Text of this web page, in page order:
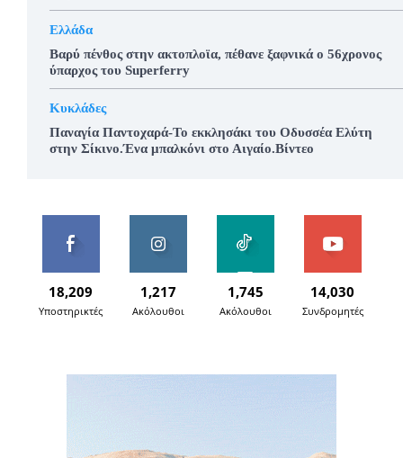
Ελλάδα
Βαρύ πένθος στην ακτοπλοϊα, πέθανε ξαφνικά ο 56χρονος
ύπαρχος του Superferry
Κυκλάδες
Παναγία Παντοχαρά-Το εκκλησάκι του Οδυσσέα Ελύτη
στην Σίκινο.Ένα μπαλκόνι στο Αιγαίο.Βίντεο
18,209
Υποστηρικτές
1,217
Ακόλουθοι
1,745
Ακόλουθοι
14,030
Συνδρομητές